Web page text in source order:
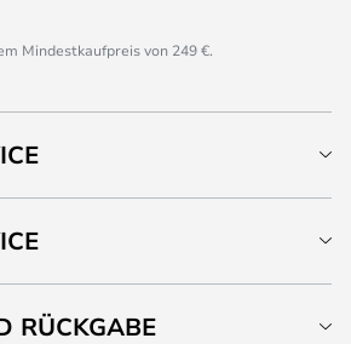
Mindestkaufpreis von 249 €.
RÜCKGABE